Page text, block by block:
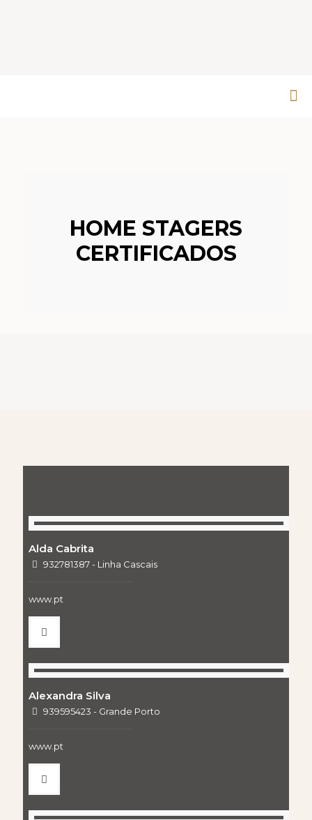
HOME STAGERS
CERTIFICADOS
Alda Cabrita
932781387 - Linha Cascais
www.pt
Alexandra Silva
939595423 - Grande Porto
www.pt